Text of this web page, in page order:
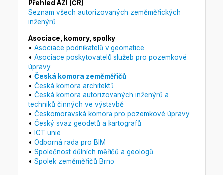
Přehled AZI (ČR)
Seznam všech autorizovaných zeměměřických
inženýrů
Asociace, komory, spolky
• Asociace podnikatelů v geomatice
• Asociace poskytovatelů služeb pro pozemkové
úpravy
• Česká komora zeměměřičů
• Česká komora architektů
• Česká komora autorizovaných inženýrů a
techniků činných ve výstavbě
• Českomoravská komora pro pozemkové úpravy
• Český svaz geodetů a kartografů
• ICT unie
• Odborná rada pro BIM
• Společnost důlních měřičů a geologů
• Spolek zeměměřičů Brno